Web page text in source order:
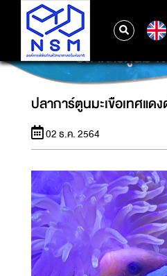
ปลาการ์ตูนมะเ
ปลาการ์ตูนมะเขือเทศแด
02 ธ.ค. 2564